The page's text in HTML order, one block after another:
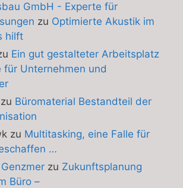
GmbH - Experte für
zu Optimierte Akustik im
hilft
Ein gut gestalteter Arbeitsplatz
für Unternehmen und
zu Büromaterial Bestandteil der
zu Multitasking, eine Falle für
…
zu Zukunftsplanung
Büro –